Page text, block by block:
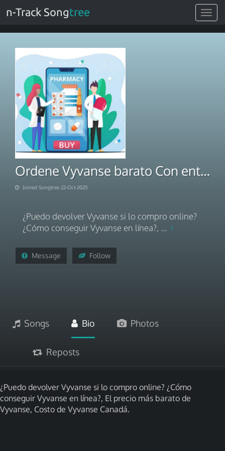
Toggle
n-Track Songtree
Ordene Vyvanse barato Con entrega al día siguiente
Joined Songtree 22-Oct-2025
¿Puedo devolver Vyvanse si lo compro online?
¿Cómo conseguir Vyvanse en línea?, ...
Message Follow
Songs Bio Photos
Reposts
¿Puedo devolver Vyvanse si lo compro online? ¿Cómo
conseguir Vyvanse en línea?, El precio más barato de
Vyvanse, Costo de Vyvanse Canadá.